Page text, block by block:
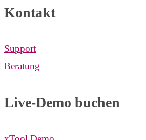
Kontakt
Support
Beratung
Live-Demo buchen